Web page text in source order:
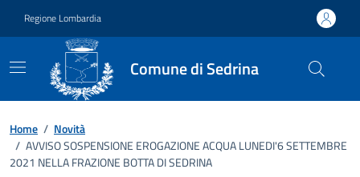
Regione Lombardia
Comune di Sedrina
Home / Novità
/ AVVISO SOSPENSIONE EROGAZIONE ACQUA LUNEDI'6 SETTEMBRE
2021 NELLA FRAZIONE BOTTA DI SEDRINA